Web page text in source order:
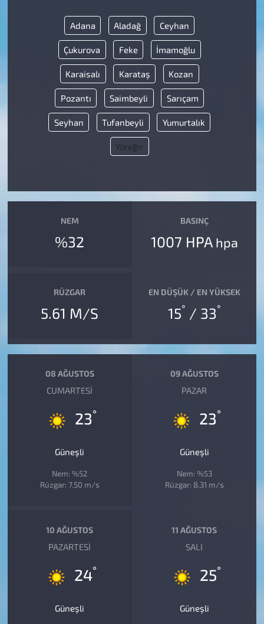
Adana Aladağ Ceyhan
Çukurova Feke İmamoğlu
Karaisalı Karataş Kozan
Pozantı Saimbeyli Sarıçam
Seyhan Tufanbeyli Yumurtalık
Yüreğir
NEM
%32
BASINÇ
1007 HPA hpa
RÜZGAR
5.61 M/S
EN DÜŞÜK / EN YÜKSEK
15° / 33°
08 AĞUSTOS
CUMARTESI
23°
Güneşli
Nem: %52
Rüzgar: 7.50 m/s
09 AĞUSTOS
PAZAR
23°
Güneşli
Nem: %53
Rüzgar: 8.31 m/s
10 AĞUSTOS
PAZARTESI
24°
Güneşli
11 AĞUSTOS
SALI
25°
Güneşli